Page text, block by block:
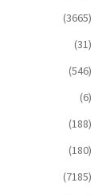
(3665)
(31)
(546)
(6)
(188)
(180)
(7185)